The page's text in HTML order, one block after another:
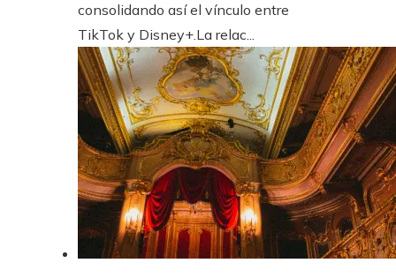
consolidando así el vínculo entre
TikTok y Disney+.La relac...